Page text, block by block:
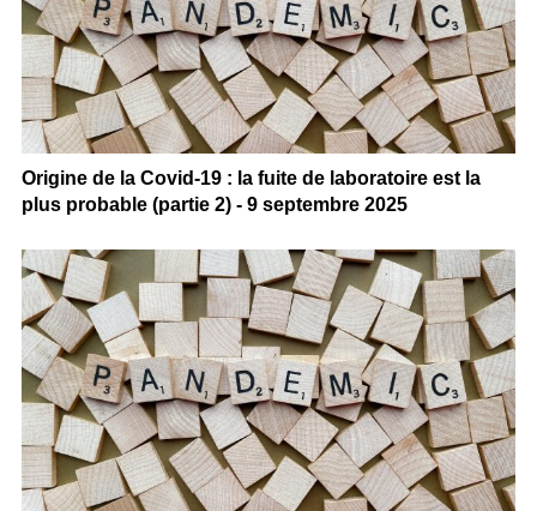
Origine de la Covid-19 : la fuite de laboratoire est la
plus probable (partie 2) - 9 septembre 2025